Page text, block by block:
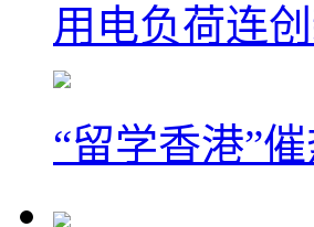
用电负荷连
“留学香港”